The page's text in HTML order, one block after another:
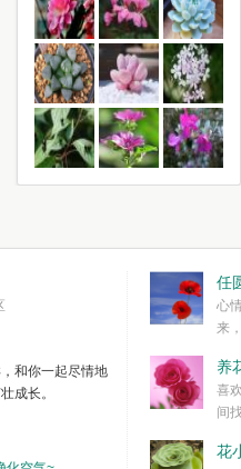
和你一起尽情地
成长。
任
心
来
简单愉快的心
我们自己复杂
养
喜
间
花